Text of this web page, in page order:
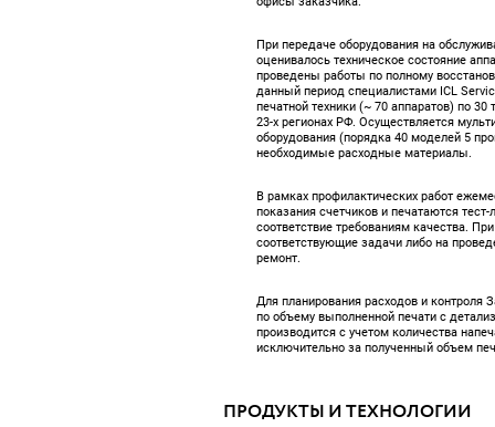
При передаче оборудования на
оценивалось техническое состояние
проведены работы по полному
данный период специалистами ICL
печатной техники (~ 70 аппаратов) по
23-х регионах РФ. Осуществляется
оборудования (порядка 40 моделей 5
необходимые расходные материалы.
В рамках профилактических работ
показания счетчиков и печатаются
соответствие требованиям качества.
соответствующие задачи либо на
ремонт.
Для планирования расходов и контроля
по объему выполненной печати с
производится с учетом количества
исключительно за полученный объем
ПРОДУКТЫ И ТЕХНОЛОГИИ